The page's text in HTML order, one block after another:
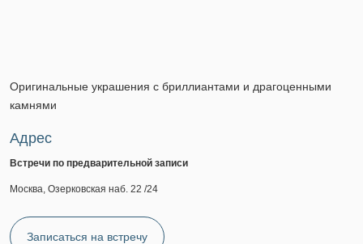
Оригинальные украшения с бриллиантами и драгоценными
камнями
Адрес
Встречи по предварительной записи
Москва, Озерковская наб. 22 /24
Записаться на встречу